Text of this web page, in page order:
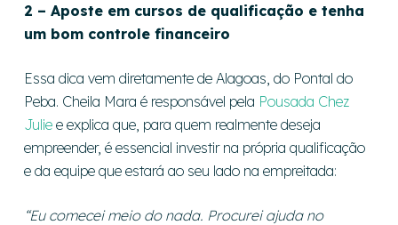
2 – Aposte em cursos de qualificação e tenha
um bom controle financeiro
Essa dica vem diretamente de Alagoas, do Pontal do
Peba. Cheila Mara é responsável pela Pousada Chez
Juliee explica que, para quem realmente deseja
empreender, é essencial investir na própria qualificação
e da equipe que estará ao seu lado na empreitada:
“Eu comecei meio do nada. Procurei ajuda no